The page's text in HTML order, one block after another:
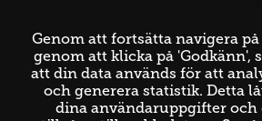
Genom att fortsätta navigera
genom att klicka på 'Godkänn',
att din data används för att
och generera statistik. Detta
dina användaruppgifter och